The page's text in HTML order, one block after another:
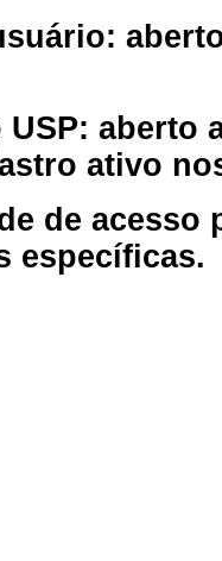
aberto
ativo
de
específicas.